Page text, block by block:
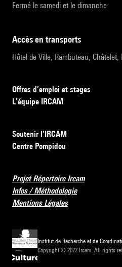
Fermé le samedi et le dimanche
accès en transports
Hôtel de Ville, Rambuteau, Châtelet,
Offres d’emploi et stages
L’équipe IRCAM
Soutenir l’IRCAM
Centre Pompidou
Projet Répertoire Ircam
Infos / Méthodologie
Mentions Légales
Institut de Recherche et de
Copyright © 2022 Ircam. All rights